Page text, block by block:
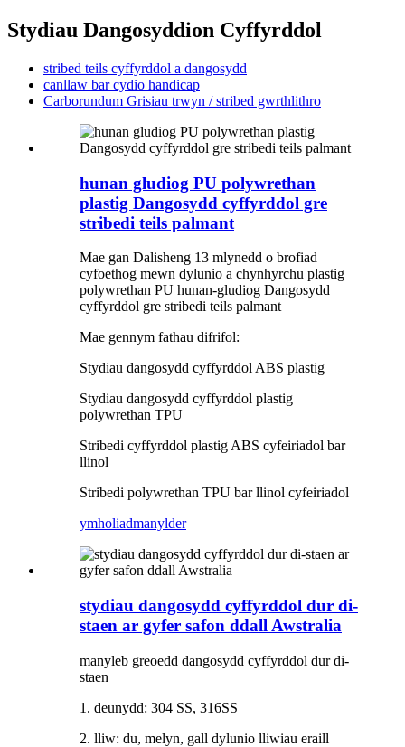
Stydiau Dangosyddion Cyffyrddol
stribed teils cyffyrddol a dangosydd
canllaw bar cydio handicap
Carborundum Grisiau trwyn / stribed gwrthlithro
hunan gludiog PU polywrethan
plastig Dangosydd cyffyrddol gre
stribedi teils palmant
Mae gan Dalisheng 13 mlynedd o brofiad
cyfoethog mewn dylunio a chynhyrchu plastig
polywrethan PU hunan-gludiog Dangosydd
cyffyrddol gre stribedi teils palmant
Mae gennym fathau difrifol:
Stydiau dangosydd cyffyrddol ABS plastig
Stydiau dangosydd cyffyrddol plastig
polywrethan TPU
Stribedi cyffyrddol plastig ABS cyfeiriadol bar
llinol
Stribedi polywrethan TPU bar llinol cyfeiriadol
ymholiadmanylder
stydiau dangosydd cyffyrddol dur di-
staen ar gyfer safon ddall Awstralia
manyleb greoedd dangosydd cyffyrddol dur di-
staen
1. deunydd: 304 SS, 316SS
2. lliw: du, melyn, gall dylunio lliwiau eraill